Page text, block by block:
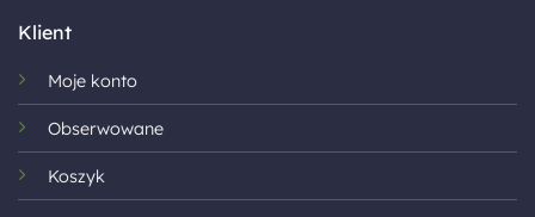
Klient
Moje konto
Obserwowane
Koszyk